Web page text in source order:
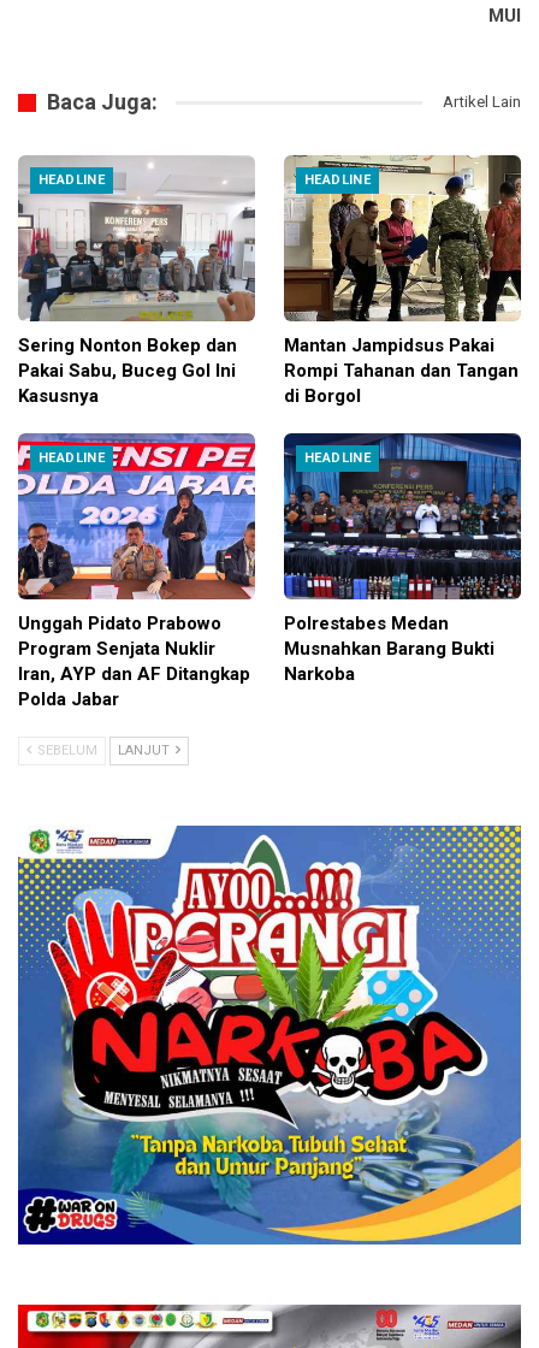
MUI
Baca Juga: Artikel Lain
HEADLINE
Sering Nonton Bokep dan
Pakai Sabu, Buceg Gol Ini
Kasusnya
HEADLINE
Mantan Jampidsus Pakai
Rompi Tahanan dan Tangan
di Borgol
HEADLINE
Unggah Pidato Prabowo
Program Senjata Nuklir
Iran, AYP dan AF Ditangkap
Polda Jabar
HEADLINE
Polrestabes Medan
Musnahkan Barang Bukti
Narkoba
SEBELUM LANJUT